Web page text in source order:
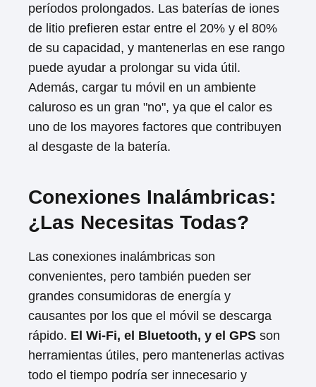
períodos prolongados. Las baterías de iones
de litio prefieren estar entre el 20% y el 80%
de su capacidad, y mantenerlas en ese rango
puede ayudar a prolongar su vida útil.
Además, cargar tu móvil en un ambiente
caluroso es un gran "no", ya que el calor es
uno de los mayores factores que contribuyen
al desgaste de la batería.
Conexiones Inalámbricas:
¿Las Necesitas Todas?
Las conexiones inalámbricas son
convenientes, pero también pueden ser
grandes consumidoras de energía y
causantes por los que el móvil se descarga
rápido. El Wi-Fi, el Bluetooth, y el GPS son
herramientas útiles, pero mantenerlas activas
todo el tiempo podría ser innecesario y